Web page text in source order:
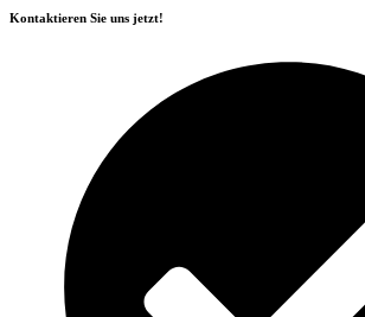
Kontaktieren Sie uns jetzt!